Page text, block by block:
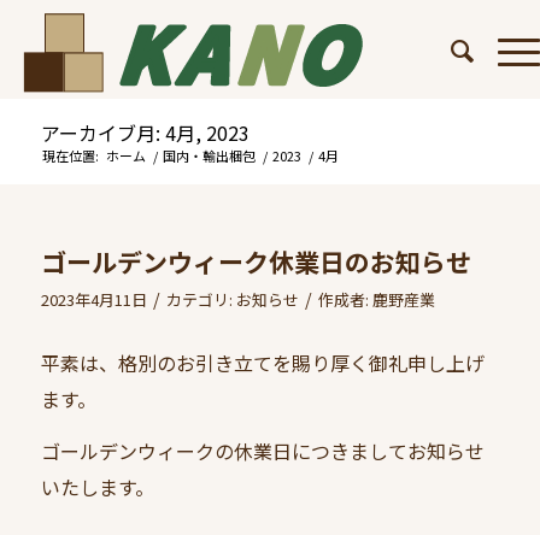
アーカイブ月: 4月, 2023
現在位置: ホーム / 国内・輸出梱包 / 2023 / 4月
ゴールデンウィーク休業日のお知らせ
2023年4月11日 / カテゴリ: お知らせ / 作成者: 鹿野産業
平素は、格別のお引き立てを賜り厚く御礼申し上げ
ます。
ゴールデンウィークの休業日につきましてお知らせ
いたします。